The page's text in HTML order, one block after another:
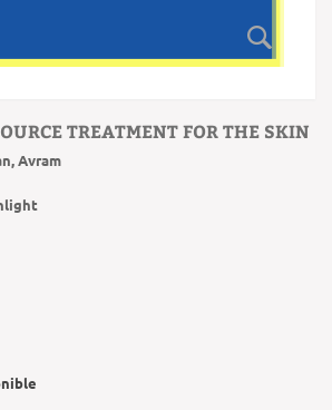
TREATMENT FOR THE SKIN
Avram